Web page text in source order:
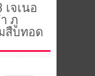
จเนอ
ภู
สืบทอด